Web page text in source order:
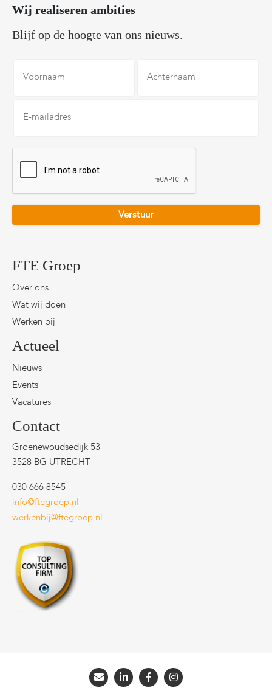
Wij realiseren ambities
Blijf op de hoogte van ons nieuws.
mailadres *
FTE Groep
Over ons
Wat wij doen
Werken bij
Actueel
Nieuws
Events
Vacatures
Contact
Groenewoudsedijk 53
3528 BG UTRECHT
030 666 8545
info@ftegroep.nl
werkenbij@ftegroep.nl